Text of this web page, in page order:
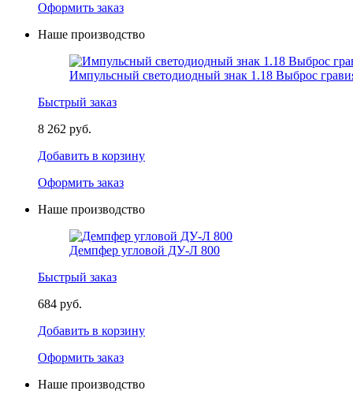
Оформить заказ
Наше производство
Импульсный светодиодный знак 1.18 Выброс
Быстрый заказ
8 262 руб.
Добавить в корзину
Оформить заказ
Наше производство
Демпфер угловой ДУ-Л 800
Быстрый заказ
684 руб.
Добавить в корзину
Оформить заказ
Наше производство